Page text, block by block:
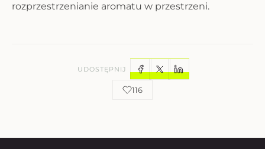
rozprzestrzenianie aromatu w przestrzeni.
UDOSTĘPNIJ
116